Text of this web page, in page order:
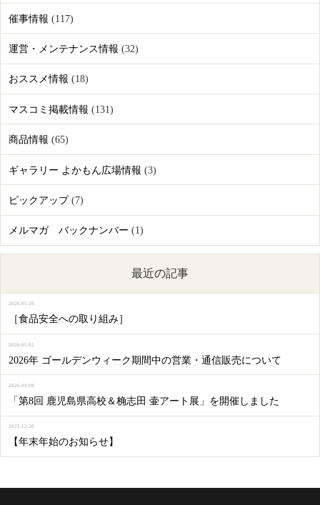
催事情報 (117)
運営・メンテナンス情報 (32)
おススメ情報 (18)
マスコミ掲載情報 (131)
商品情報 (65)
ギャラリー よかもん広場情報 (3)
ピックアップ(7)
メルマガ バックナンバー (1)
最近の記事
［食品安全への取り組み］
2026.05.26
2026年 ゴールデンウィーク期間中の営業・通信販売について
2026.05.02
「第8回 鹿児島県高校＆桷志田 壷アート展」を開催しました
2026.03.09
【年末年始のお知らせ】
2025.12.20